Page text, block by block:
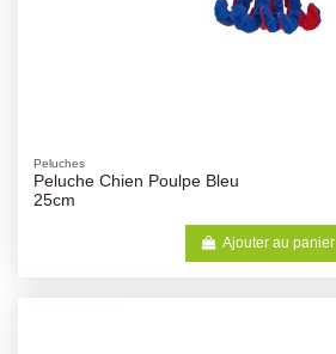
Peluches
Peluche Chien Poulpe Bleu
25cm
Ajouter au panier